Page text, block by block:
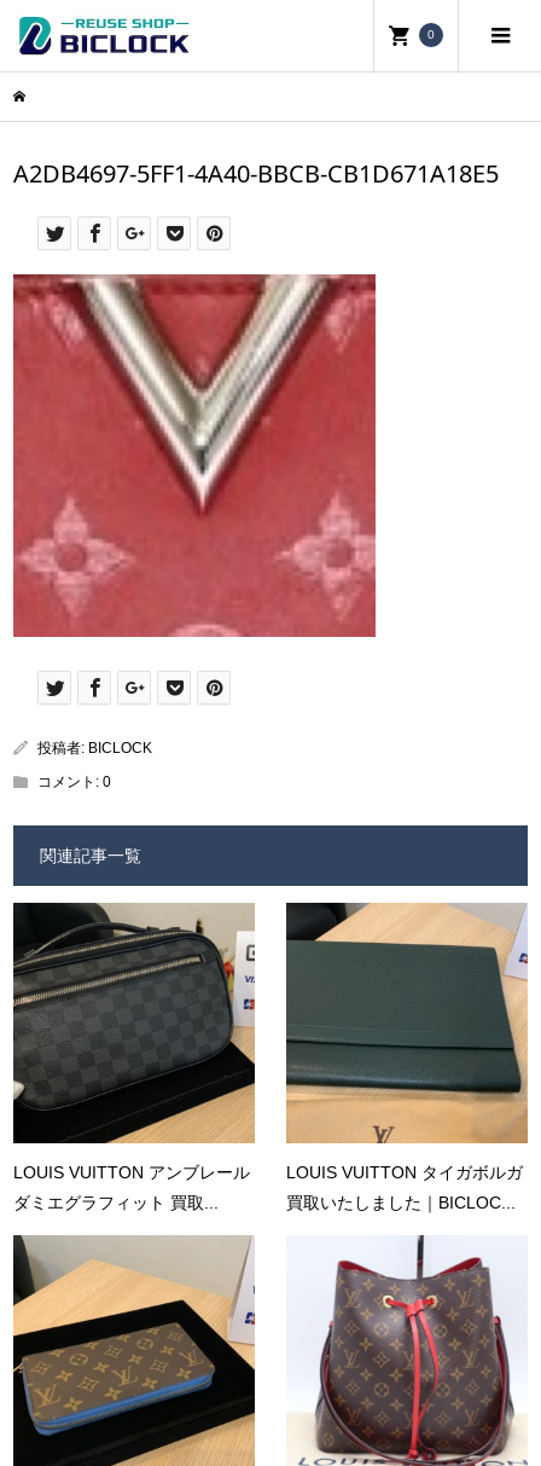
0
A2DB4697-5FF1-4A40-BBCB-CB1D671A18E5
投稿者: BICLOCK
コメント:0
関連記事一覧
LOUIS VUITTON アンブレール
ダミエグラフィット 買取...
LOUIS VUITTON タイガボルガ
買取いたしました｜BICLOC...